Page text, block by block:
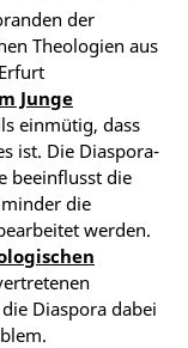
der
Theologien aus
Junge
einmütig, dass
ist. Die Diaspora-
beeinflusst die
die
werden.
Diaspora dabei